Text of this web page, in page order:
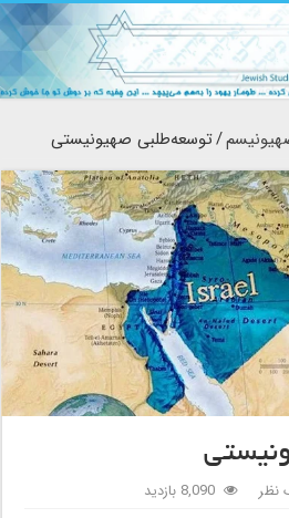
/توسعه‌طلبی صهیونیستی
نظر 8,090 بازدید